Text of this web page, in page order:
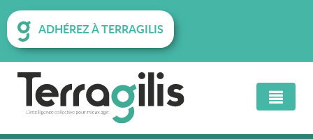
ADHÉREZ À TERRAGILIS